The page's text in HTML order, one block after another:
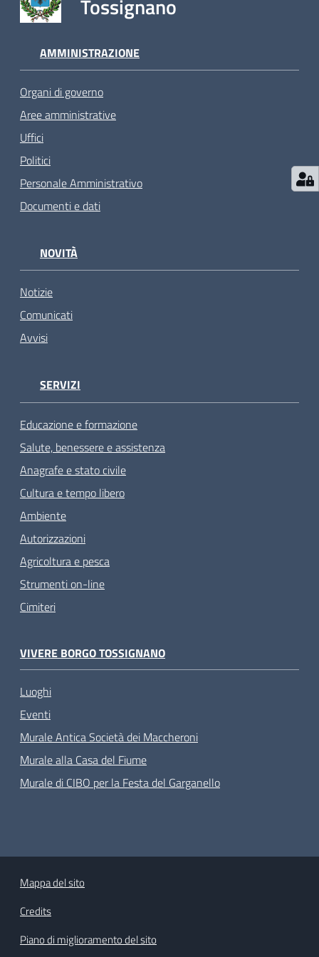
Tossignano
AMMINISTRAZIONE
Organi di governo
Aree amministrative
Uffici
Politici
Personale Amministrativo
Documenti e dati
NOVITÀ
Notizie
Comunicati
Avvisi
SERVIZI
Educazione e formazione
Salute, benessere e assistenza
Anagrafe e stato civile
Cultura e tempo libero
Ambiente
Autorizzazioni
Agricoltura e pesca
Strumenti on-line
Cimiteri
VIVERE BORGO TOSSIGNANO
Luoghi
Eventi
Murale Antica Società dei Maccheroni
Murale alla Casa del Fiume
Murale di CIBO per la Festa del Garganello
Mappa del sito
Credits
Piano di miglioramento del sito